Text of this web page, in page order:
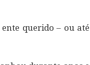
querido – ou até